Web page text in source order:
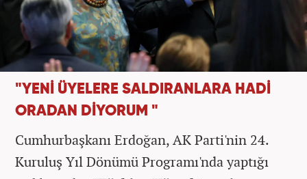
"YENİ ÜYELERE SALDIRANLARA HADİ
ORADAN DİYORUM "
Cumhurbaşkanı Erdoğan, AK Parti'nin 24.
Kuruluş Yıl Dönümü Programı'nda yaptığı